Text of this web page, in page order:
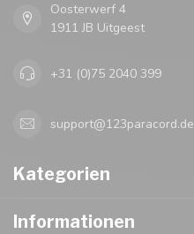
Oosterwerf 4
1911 JB Uitgeest
+31 (0)75 2040 399
support@123paracord.de
Kategorien
Informationen